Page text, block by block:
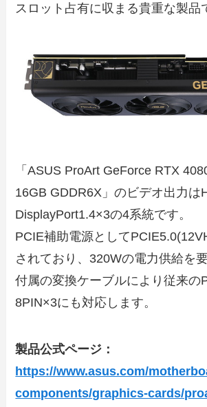
スロット占有に収まる貴重な製品
「ASUS ProArt GeForce RTX
16GB GDDR6X」のビデオ出力は
DisplayPort1.4×3の4系統です。
PCIE補助電源として
されており、320Wの電力供給を
付属の変換ケーブルにより従来の
8PIN×3にも対応します。
製品公式ページ：
https://www.asus.com/
components/graphics-cards/